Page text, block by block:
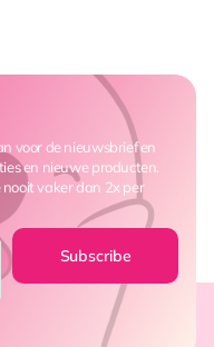
voor de nieuwsbrief en
en nieuwe producten.
vaker dan 2x per
Subscribe